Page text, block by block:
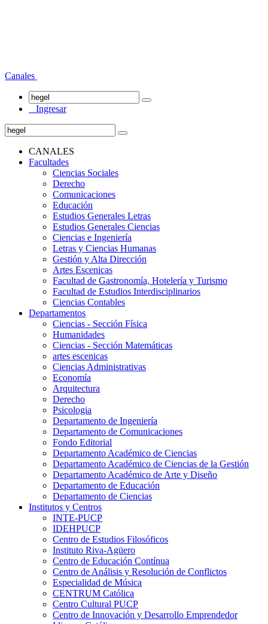
Canales
Ingresar
CANALES
Facultades
Ciencias Sociales
Derecho
Comunicaciones
Educación
Estudios Generales Letras
Estudios Generales Ciencias
Ciencias e Ingeniería
Letras y Ciencias Humanas
Gestión y Alta Dirección
Artes Escenicas
Facultad de Gastronomía, Hotelería y Turismo
Facultad de Estudios Interdisciplinarios
Ciencias Contables
Departamentos
Ciencias - Sección Física
Humanidades
Ciencias - Sección Matemáticas
artes escenicas
Ciencias Administrativas
Economía
Arquitectura
Derecho
Psicologia
Departamento de Ingeniería
Departamento de Comunicaciones
Fondo Editorial
Departamento Académico de Ciencias
Departamento Académico de Ciencias de la Gestión
Departamento Académico de Arte y Diseño
Departamento de Educación
Departamento de Ciencias
Institutos y Centros
INTE-PUCP
IDEHPUCP
Centro de Estudios Filosóficos
Instituto Riva-Agüero
Centro de Educación Contínua
Centro de Análisis y Resolución de Conflictos
Especialidad de Música
CENTRUM Católica
Centro Cultural PUCP
Centro de Innovación y Desarrollo Emprendedor